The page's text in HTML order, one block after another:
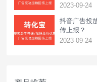
2023-09-24
抖音广告投
传上报？
2023-09-24